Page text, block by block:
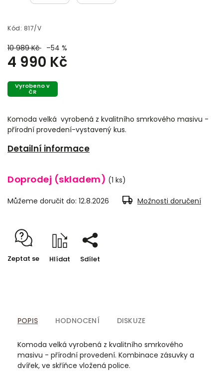
Kód: 817/V
10 989 Kč –54 %
4 990 Kč
Vyrobeno v
ČR
Komoda velká vyrobená z kvalitního smrkového masivu -
přírodní provedení-vystavený kus.
Detailní informace
Doprodej (skladem) (1 ks)
Můžeme doručit do: 12.8.2026 Možnosti doručení
Zeptat se Hlídat Sdílet
POPIS HODNOCENÍ DISKUZE
Komoda velká vyrobená z kvalitního smrkového
masivu - přírodní provedení. Kombinace zásuvky a
dvířek, ve skříňce vložená police.